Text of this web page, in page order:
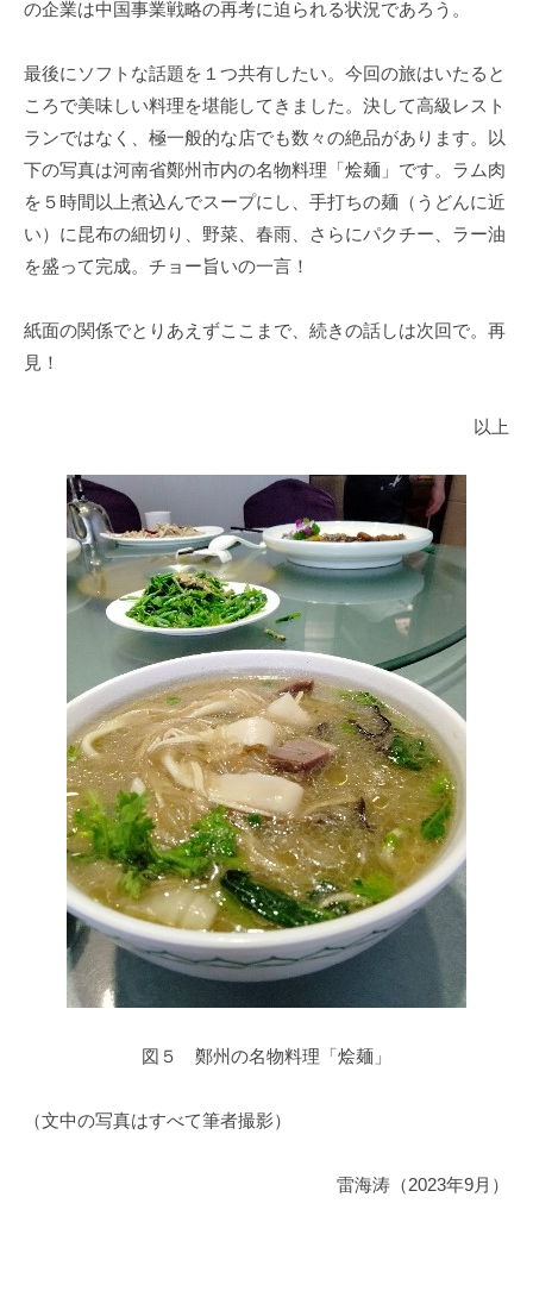
の企業は中国事業戦略の再考に迫られる状況であろう。
最後にソフトな話題を１つ共有したい。今回の旅はいたると
ころで美味しい料理を堪能してきました。決して高級レスト
ランではなく、極一般的な店でも数々の絶品があります。以
下の写真は河南省鄭州市内の名物料理「烩麺」です。ラム肉
を５時間以上煮込んでスープにし、手打ちの麺（うどんに近
い）に昆布の細切り、野菜、春雨、さらにパクチー、ラー油
を盛って完成。チョー旨いの一言！
紙面の関係でとりあえずここまで、続きの話しは次回で。再
見！
以上
図５ 鄭州の名物料理「烩麺」
（文中の写真はすべて筆者撮影）
雷海涛（2023年9月）